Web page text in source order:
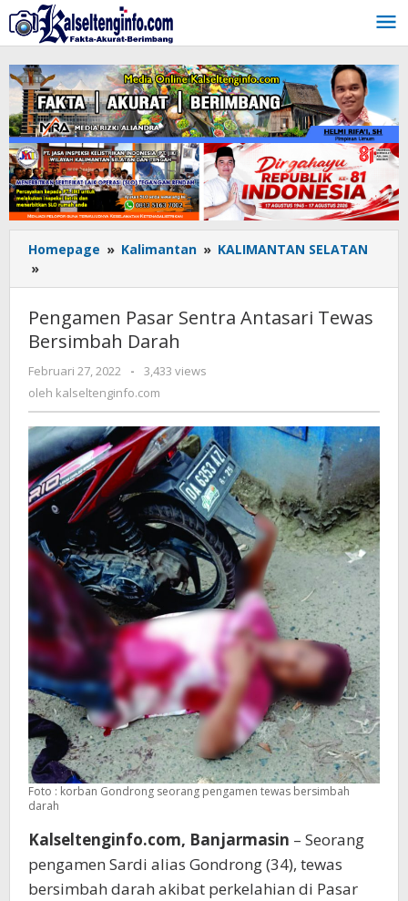
Lewati
ke
konten
Homepage » Kalimantan » KALIMANTAN SELATAN
»
Pasar
Antasari
Tewas
Bersimbah
Pengamen Pasar Sentra Antasari Tewas
Bersimbah Darah
Februari 27, 2022
oleh
kalseltenginfo.com
-
3,433 views
oleh kalseltenginfo.com
Foto : korban Gondrong seorang pengamen tewas bersimbah
darah
Kalseltenginfo.com, Banjarmasin – Seorang
pengamen Sardi alias Gondrong (34), tewas
bersimbah darah akibat perkelahian di Pasar